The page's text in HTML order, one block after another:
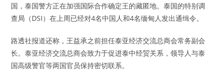
国，泰国警方正在加强国际合作确定王的藏匿地。泰国的特别调
查局（DSI）在上周已经对4名中国人和4名缅甸人发出通缉令。
路透社报道还称，王益承之前担任泰亚经济交流总商会常务副会
长。泰亚经济交流总商会致力于促进泰中经贸关系，领导人与泰
国高级警官等两国官员保持密切联系。